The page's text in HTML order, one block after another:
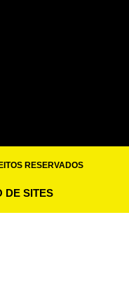
RESERVADOS
DE SITES